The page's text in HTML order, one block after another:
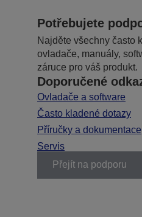
Potřebujete
Najděte všechny často
ovladače, manuály,
záruce pro váš produkt.
Doporučené
Ovladače a software
Často kladené dotazy
Příručky a dokumentace
Servis
Přejít na podporu